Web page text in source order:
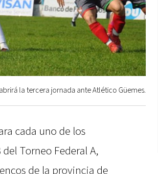
la tercera jornada ante Atlético Güemes.
cada uno de los
Torneo Federal A,
de la provincia de